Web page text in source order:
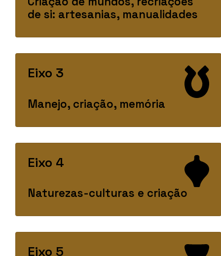
de si: artesanias, manualidades
Eixo 3
Manejo, criação, memória
Eixo 4
Naturezas-culturas e criação
Eixo 5